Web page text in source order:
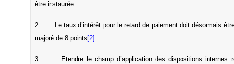
être instaurée.
2. Le taux d’intérêt pour le retard de paiement doit désormais
majoré de 8 points [2] .
3.
Etendre le champ d’application des dispositions